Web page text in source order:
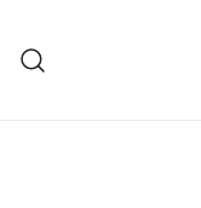
content